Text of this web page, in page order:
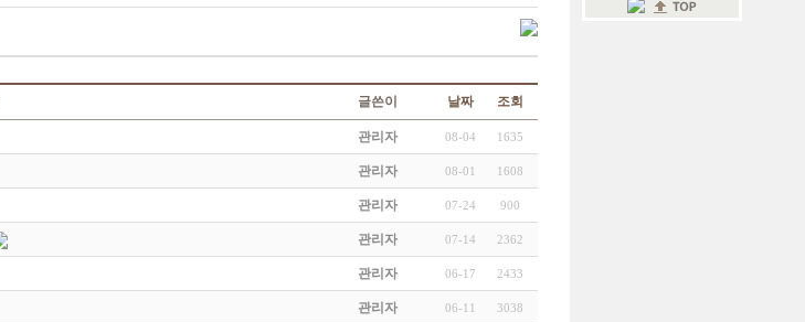
글쓴이 날짜 조회
관리자 08-04 1635
관리자 08-01 1608
관리자 07-24 900
관리자 07-14 2362
관리자 06-17 2433
관리자 06-11 3038